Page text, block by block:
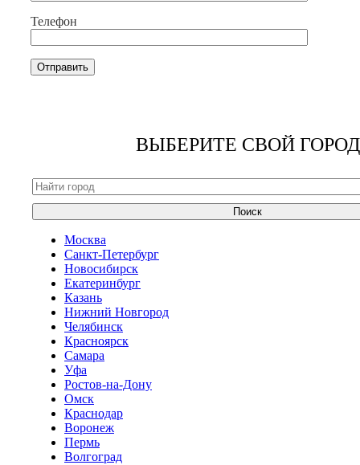
Телефон
ВЫБЕРИТЕ СВОЙ ГОРОД
Поиск
Москва
Санкт-Петербург
Новосибирск
Екатеринбург
Казань
Нижний Новгород
Челябинск
Красноярск
Самара
Уфа
Ростов-на-Дону
Омск
Краснодар
Воронеж
Пермь
Волгоград